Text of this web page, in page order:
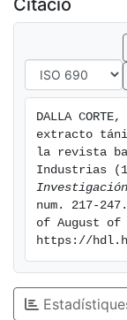
tanino sintético.
Citació
DALLA
extracto
la revista
Industrias
num. 217-
of August
https://